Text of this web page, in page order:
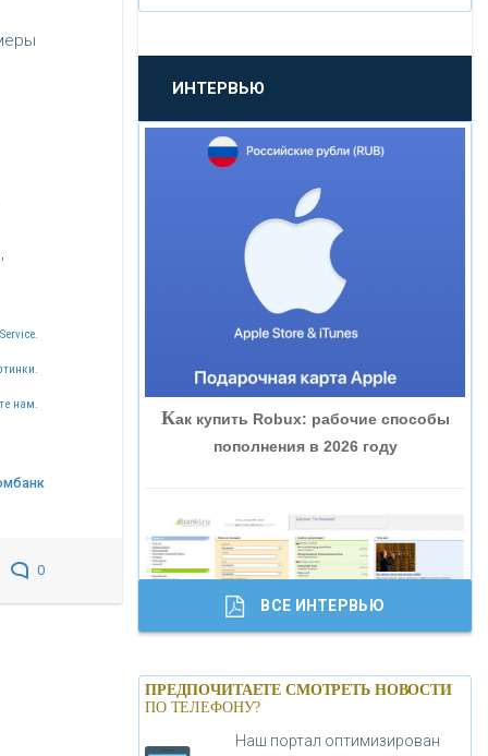
нам.
0
«ПРОМСВЯЗЬБАНК»
«НОВИКОМБАНК»
«СМП БАНК»
«ВНЕШПРОМБАНК»
«БАНК ГЛОБЭКС»
«ТРАСТ»
«ГАЗПРОМБАНК»
«МОСКОВСКИЙ КРЕДИТНЫЙ
БАНК»
ИНТЕРВЬЮ
Как купить Robux: рабочие способы
пополнения в 2026 году
Банки.ру обновил логотип впервые за
19 лет - «Лента новостей»
ВСЕ ИНТЕРВЬЮ
ПРЕДПОЧИТАЕТЕ СМОТРЕТЬ НОВОСТИ
ПО ТЕЛЕФОНУ?
Наш портал оптимизирован